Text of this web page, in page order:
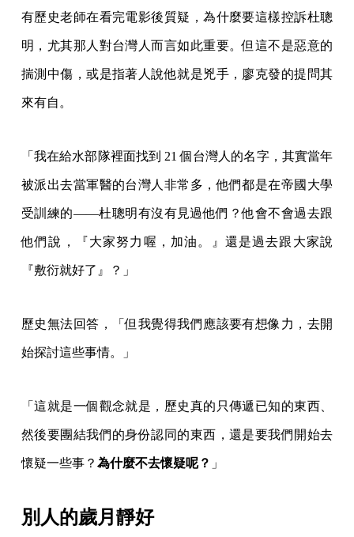
有歷史老師在看完電影後質疑，為什麼要這樣控訴杜聰
明，尤其那人對台灣人而言如此重要。但這不是惡意的
揣測中傷，或是指著人說他就是兇手，廖克發的提問其
來有自。
「我在給水部隊裡面找到 21 個台灣人的名字，其實當年
被派出去當軍醫的台灣人非常多，他們都是在帝國大學
受訓練的——杜聰明有沒有見過他們？他會不會過去跟
他們說，『大家努力喔，加油。』還是過去跟大家說
『敷衍就好了』？」
歷史無法回答，「但我覺得我們應該要有想像力，去開
始探討這些事情。」
「這就是一個觀念就是，歷史真的只傳遞已知的東西、
然後要團結我們的身份認同的東西，還是要我們開始去
懷疑一些事？ 為什麼不去懷疑呢？ 」
別人的歲月靜好